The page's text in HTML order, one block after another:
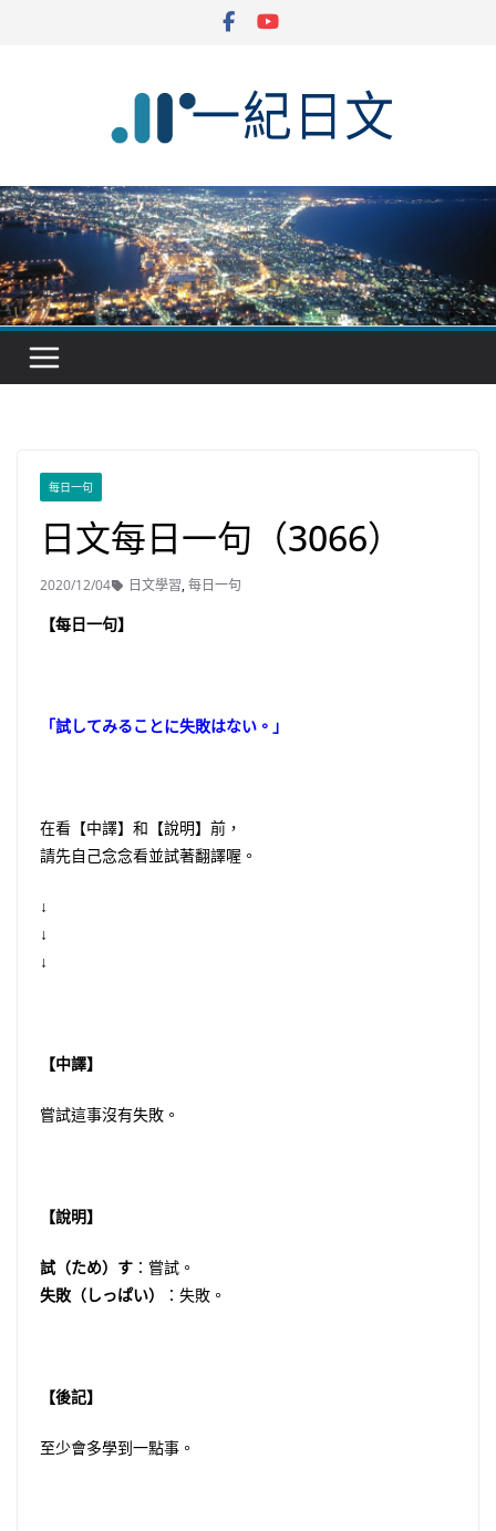
每日一句
日文每日一句（3066）
2020/12/04 日文學習,每日一句
【每日一句】
「試してみることに失敗はない。」
在看【中譯】和【說明】前，
請先自己念念看並試著翻譯喔。
↓
↓
↓
【中譯】
嘗試這事沒有失敗。
【說明】
試（ため）す ：嘗試。
失敗（しっぱい）
：失敗。
【後記】
至少會多學到一點事。